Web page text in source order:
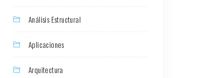
Análisis Estructural
Aplicaciones
Arquitectura